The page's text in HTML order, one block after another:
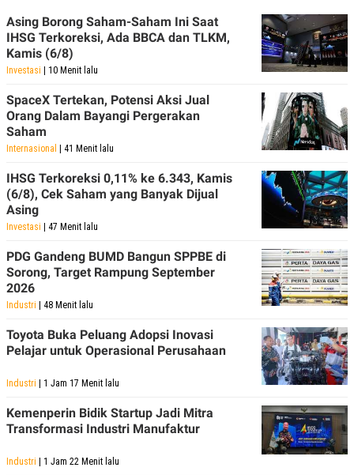
Asing Borong Saham-Saham Ini Saat
IHSG Terkoreksi, Ada BBCA dan TLKM,
Kamis (6/8)
Investasi | 10 Menit lalu
SpaceX Tertekan, Potensi Aksi Jual
Orang Dalam Bayangi Pergerakan
Saham
Internasional | 41 Menit lalu
IHSG Terkoreksi 0,11% ke 6.343, Kamis
(6/8), Cek Saham yang Banyak Dijual
Asing
Investasi | 47 Menit lalu
PDG Gandeng BUMD Bangun SPPBE di
Sorong, Target Rampung September
2026
Industri | 48 Menit lalu
Toyota Buka Peluang Adopsi Inovasi
Pelajar untuk Operasional Perusahaan
Industri | 1 Jam 17 Menit lalu
Kemenperin Bidik Startup Jadi Mitra
Transformasi Industri Manufaktur
Industri | 1 Jam 22 Menit lalu